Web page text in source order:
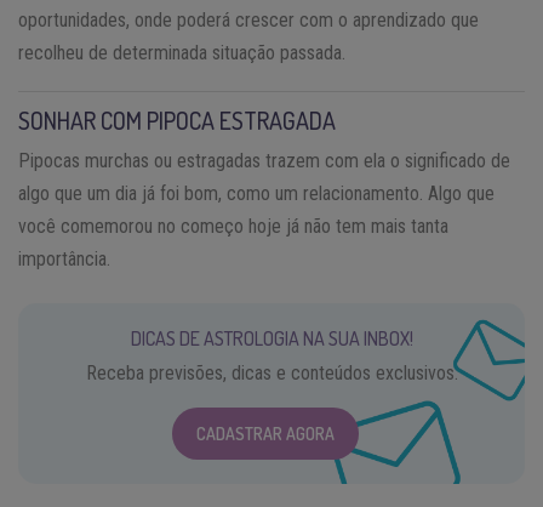
oportunidades, onde poderá crescer com o aprendizado que
recolheu de determinada situação passada.
SONHAR COM PIPOCA ESTRAGADA
Pipocas murchas ou estragadas trazem com ela o significado de
algo que um dia já foi bom, como um relacionamento. Algo que
você comemorou no começo hoje já não tem mais tanta
importância.
DICAS DE ASTROLOGIA NA SUA INBOX!
Receba previsões, dicas e conteúdos exclusivos.
CADASTRAR AGORA